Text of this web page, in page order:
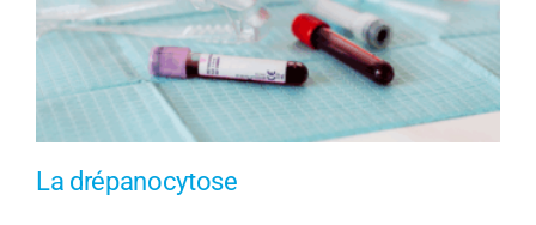
La drépanocytose